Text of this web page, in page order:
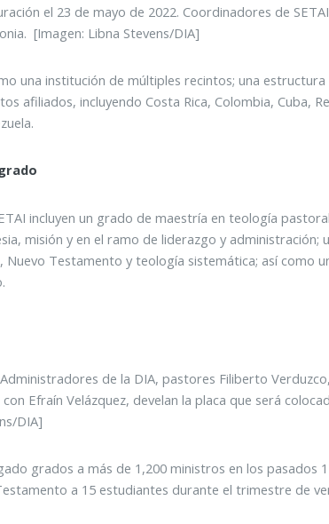
el 23 de mayo de 2022. Coordinadores de
[Imagen: Libna Stevens/DIA]
una institución de múltiples recintos; una
afiliados, incluyendo Costa Rica, Colombia, Cuba,
incluyen un grado de maestría en teología
misión y en el ramo de liderazgo y
Testamento y teología sistemática; así como
de la DIA, pastores Filiberto
Efraín Velázquez, develan la placa que será
DIA]
grados a más de 1,200 ministros en los
a 15 estudiantes durante el trimestre de